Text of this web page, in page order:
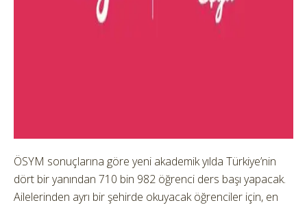
ÖSYM sonuçlarına göre yeni akademik yılda Türkiye’nin
dört bir yanından 710 bin 982 öğrenci ders başı yapacak.
Ailelerinden ayrı bir şehirde okuyacak öğrenciler için, en